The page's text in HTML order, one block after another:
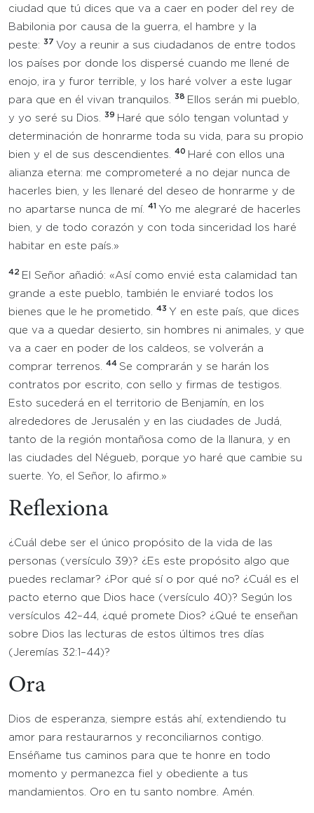
ciudad que tú dices que va a caer en poder del rey de
Babilonia por causa de la guerra, el hambre y la
peste: 37 Voy a reunir a sus ciudadanos de entre todos
los países por donde los dispersé cuando me llené de
enojo, ira y furor terrible, y los haré volver a este lugar
para que en él vivan tranquilos.
38 Ellos serán mi pueblo,
y yo seré su Dios.
39 Haré que sólo tengan voluntad y
determinación de honrarme toda su vida, para su propio
bien y el de sus descendientes.
40 Haré con ellos una
alianza eterna: me comprometeré a no dejar nunca de
hacerles bien, y les llenaré del deseo de honrarme y de
no apartarse nunca de mí.
41 Yo me alegraré de hacerles
bien, y de todo corazón y con toda sinceridad los haré
habitar en este país.»
42 El Señor añadió: «Así como envié esta calamidad tan
grande a este pueblo, también le enviaré todos los
bienes que le he prometido.
43 Y en este país, que dices
que va a quedar desierto, sin hombres ni animales, y que
va a caer en poder de los caldeos, se volverán a
comprar terrenos.
44 Se comprarán y se harán los
contratos por escrito, con sello y firmas de testigos.
Esto sucederá en el territorio de Benjamín, en los
alrededores de Jerusalén y en las ciudades de Judá,
tanto de la región montañosa como de la llanura, y en
las ciudades del Négueb, porque yo haré que cambie su
suerte. Yo, el Señor, lo afirmo.»
Reflexiona
¿Cuál debe ser el único propósito de la vida de las
personas (versículo 39)? ¿Es este propósito algo que
puedes reclamar? ¿Por qué sí o por qué no? ¿Cuál es el
pacto eterno que Dios hace (versículo 40)? Según los
versículos 42–44, ¿qué promete Dios? ¿Qué te enseñan
sobre Dios las lecturas de estos últimos tres días
(Jeremías 32:1–44)?
Ora
Dios de esperanza, siempre estás ahí, extendiendo tu
amor para restaurarnos y reconciliarnos contigo.
Enséñame tus caminos para que te honre en todo
momento y permanezca fiel y obediente a tus
mandamientos. Oro en tu santo nombre. Amén.